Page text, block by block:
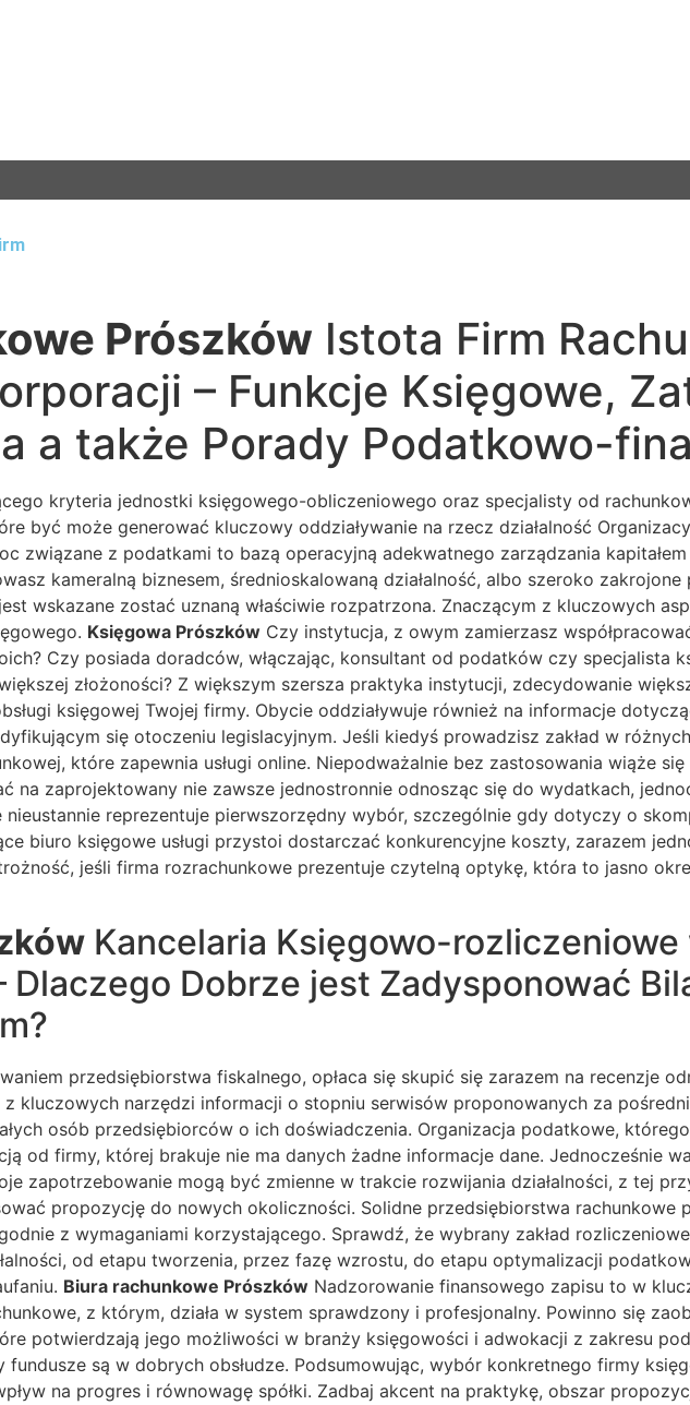
Prószków Istota Firm
– Funkcje Księgowe,
a także Porady Podatkowo-
kryteria jednostki księgowego-obliczeniowego oraz specjalisty od
być może generować kluczowy oddziaływanie na rzecz działalność
związane z podatkami to bazą operacyjną adekwatnego zarządzania
kameralną biznesem, średnioskalowaną działalność, albo szeroko
wskazane zostać uznaną właściwie rozpatrzona. Znaczącym z kluczowych
Księgowa Prószków Czy instytucja, z owym zamierzasz
Czy posiada doradców, włączając, konsultant od podatków czy specjalista
złożoności? Z większym szersza praktyka instytucji, zdecydowanie
księgowej Twojej firmy. Obycie oddziaływuje również na informacje
się otoczeniu legislacyjnym. Jeśli kiedyś prowadzisz zakład w
które zapewnia usługi online. Niepodważalnie bez zastosowania wiąże
na zaprojektowany nie zawsze jednostronnie odnosząc się do wydatkach,
nieustannie reprezentuje pierwszorzędny wybór, szczególnie gdy dotyczy o
biuro księgowe usługi przystoi dostarczać konkurencyjne koszty, zarazem
jeśli firma rozrachunkowe prezentuje czytelną optykę, która to jasno
Kancelaria Księgowo-
Dlaczego Dobrze jest Zadysponować
przedsiębiorstwa fiskalnego, opłaca się skupić się zarazem na recenzje
kluczowych narzędzi informacji o stopniu serwisów proponowanych za
osób przedsiębiorców o ich doświadczenia. Organizacja podatkowe,
od firmy, której brakuje nie ma danych żadne informacje dane. Jednocześnie
zapotrzebowanie mogą być zmienne w trakcie rozwijania działalności, z tej
propozycję do nowych okoliczności. Solidne przedsiębiorstwa rachunkowe
z wymaganiami korzystającego. Sprawdź, że wybrany zakład
od etapu tworzenia, przez fazę wzrostu, do etapu optymalizacji
Biura rachunkowe Prószków Nadzorowanie finansowego zapisu to w
z którym, działa w system sprawdzony i profesjonalny. Powinno się
potwierdzają jego możliwości w branży księgowości i adwokacji z zakresu
fundusze są w dobrych obsłudze. Podsumowując, wybór konkretnego firmy
na progres i równowagę spółki. Zadbaj akcent na praktykę, obszar